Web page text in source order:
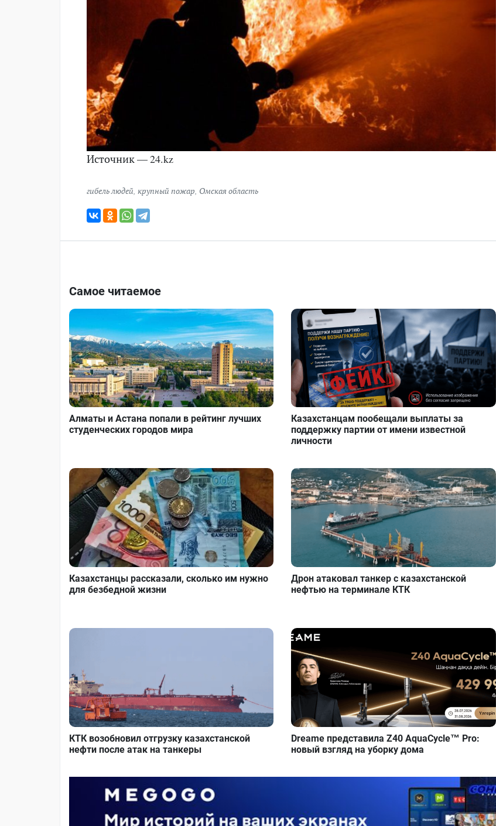
Источник — 24.kz
гибель людей крупный пожар Омская область
Самое читаемое
Алматы и Астана попали в рейтинг лучших
студенческих городов мира
Казахстанцам пообещали выплаты за
поддержку партии от имени известной
личности
Казахстанцы рассказали, сколько им нужно
для безбедной жизни
Дрон атаковал танкер с казахстанской
нефтью на терминале КТК
КТК возобновил отгрузку казахстанской
нефти после атак на танкеры
Dreame представила Z40 AquaCycle™ Pro:
новый взгляд на уборку дома